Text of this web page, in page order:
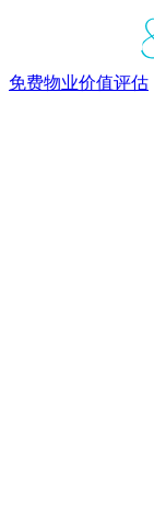
免费物业价值评估